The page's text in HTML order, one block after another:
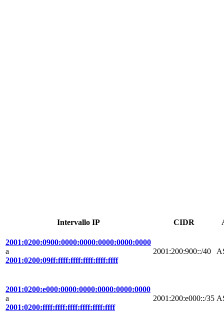
Intervallo IP CIDR
2001:0200:0900:0000:0000:0000:0000:0000
a
2001:0200:09ff:ffff:ffff:ffff:ffff:ffff
2001:200:900::/40
2001:0200:e000:0000:0000:0000:0000:0000
a
2001:0200:ffff:ffff:ffff:ffff:ffff:ffff
2001:200:e000::/35